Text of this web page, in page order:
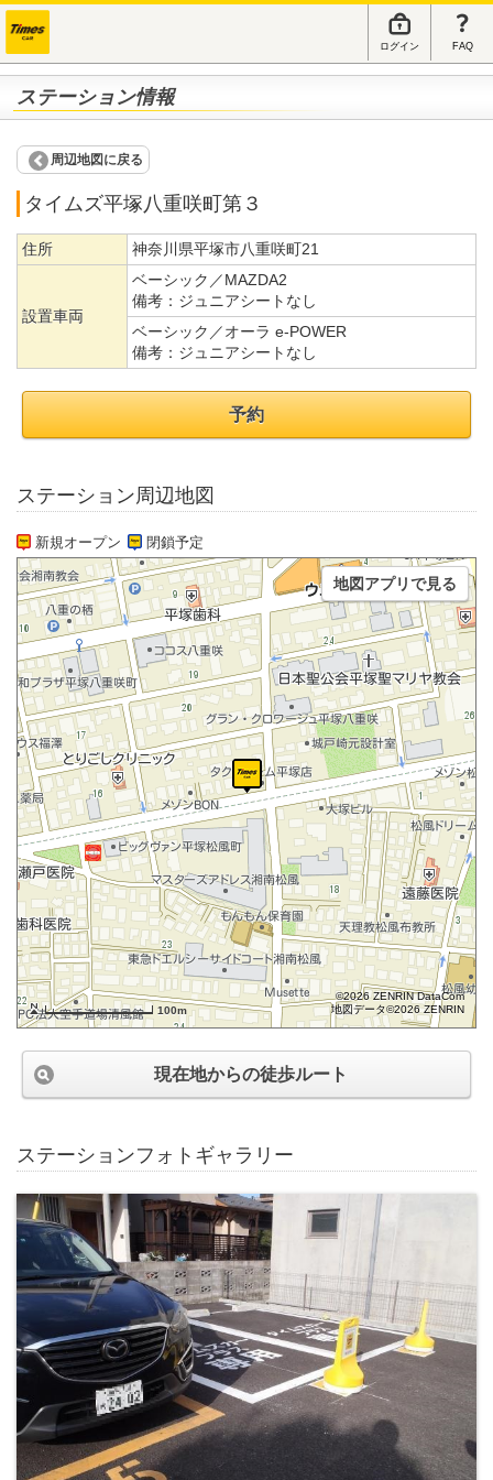
ログイン FAQ
ステーション情報
周辺地図に戻る
タイムズ平塚八重咲町第３
住所 神奈川県平塚市八重咲町21
設置車両
ベーシック／MAZDA2
備考： ジュニアシートなし
ベーシック／オーラ e-POWER
備考： ジュニアシートなし
予約
ステーション周辺地図
新規オープン 閉鎖予定
100m
©2026 ZENRIN DataCom
地図データ©2026 ZENRIN
地図アプリで見る
現在地からの徒歩ルート
ステーションフォトギャラリー